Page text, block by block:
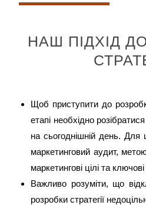
НАШ ПІДХІД
Щоб приступити до
етапі необхідно
на сьогоднішній день. Для
маркетинговий аудит,
маркетингові цілі та
Важливо розуміти, що
розробки стратегії